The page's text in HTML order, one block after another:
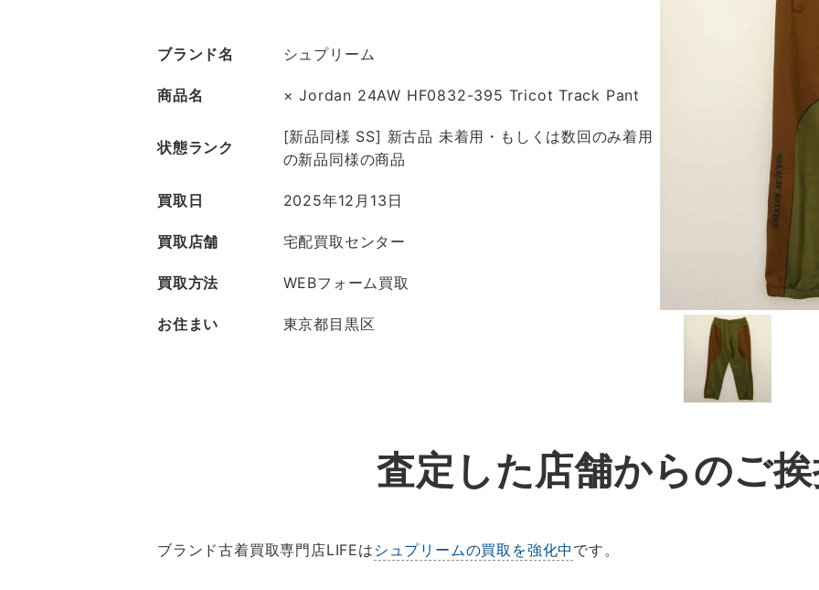
ブランド名 シュプリーム
商品名 × Jordan 24AW HF0832-395 Tricot Track Pant
状態ランク
[新品同様 SS] 新古品 未着用・もしくは数回のみ着用
の新品同様の商品
買取日 2025年12月13日
買取店舗 宅配買取センター
買取方法 WEBフォーム買取
お住まい 東京都目黒区
査定した店舗からのご
ブランド古着買取専門店LIFEは シュプリームの買取を強化中 です。